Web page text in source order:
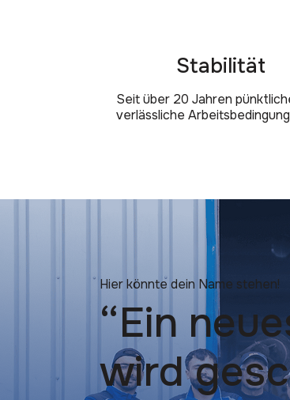
Seit über 20 Jahren
verlässliche
Stabilität
Hier könnte dein Name stehen!
“Ein
wird